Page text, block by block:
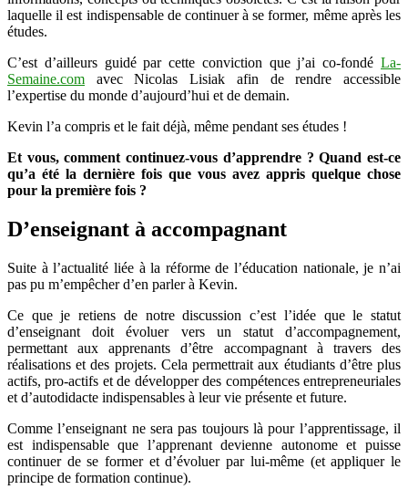
laquelle il est indispensable de continuer à se former, même après les
études.
C’est d’ailleurs guidé par cette conviction que j’ai co-fondé La-
Semaine.com avec Nicolas Lisiak afin de rendre accessible
l’expertise du monde d’aujourd’hui et de demain.
Kevin l’a compris et le fait déjà, même pendant ses études !
Et vous, comment continuez-vous d’apprendre ? Quand est-ce
qu’a été la dernière fois que vous avez appris quelque chose
pour la première fois ?
D’enseignant à accompagnant
Suite à l’actualité liée à la réforme de l’éducation nationale, je n’ai
pas pu m’empêcher d’en parler à Kevin.
Ce que je retiens de notre discussion c’est l’idée que le statut
d’enseignant doit évoluer vers un statut d’accompagnement,
permettant aux apprenants d’être accompagnant à travers des
réalisations et des projets. Cela permettrait aux étudiants d’être plus
actifs, pro-actifs et de développer des compétences entrepreneuriales
et d’autodidacte indispensables à leur vie présente et future.
Comme l’enseignant ne sera pas toujours là pour l’apprentissage, il
est indispensable que l’apprenant devienne autonome et puisse
continuer de se former et d’évoluer par lui-même (et appliquer le
principe de formation continue).